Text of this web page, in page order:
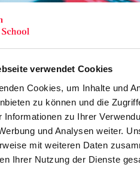
verwendet Cookies
Cookies, um Inhalte und
zu können und die
Informationen zu Ihrer
und Analysen weiter.
mit weiteren Daten
Ihrer Nutzung der Dienste
& Forschung